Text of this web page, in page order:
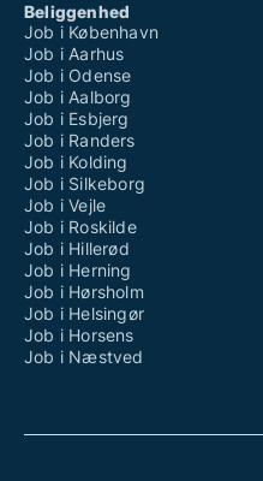
Beliggenhed
Job i København
Job i Aarhus
Job i Odense
Job i Aalborg
Job i Esbjerg
Job i Randers
Job i Kolding
Job i Silkeborg
Job i Vejle
Job i Roskilde
Job i Hillerød
Job i Herning
Job i Hørsholm
Job i Helsingør
Job i Horsens
Job i Næstved